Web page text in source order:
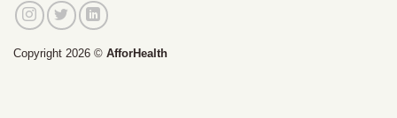
Copyright 2026 © AfforHealth